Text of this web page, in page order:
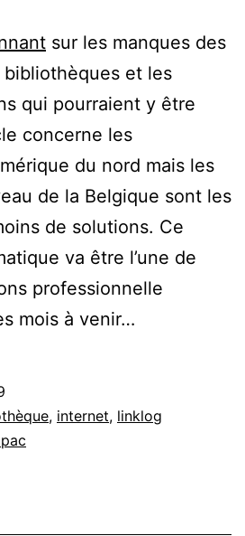
sur les manques des
bibliothèques et les
qui pourraient y être
concerne les
du nord mais les
de la Belgique sont les
de solutions. Ce
va être l’une de
professionnelle
mois à venir…
, internet, linklog